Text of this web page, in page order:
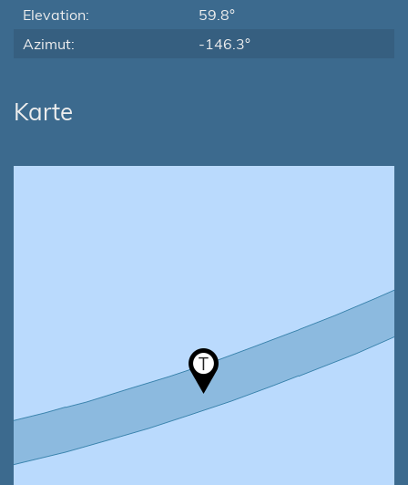
Elevation:
59.8°
Azimut:
-146.3°
Karte